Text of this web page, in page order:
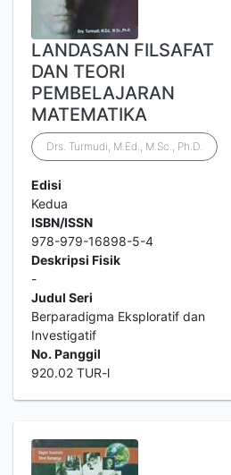
LANDASAN FILSAFAT
DAN TEORI
PEMBELAJARAN
MATEMATIKA
Drs. Turmudi, M.Ed., M.Sc., Ph.D.
Edisi
Kedua
ISBN/ISSN
978-979-16898-5-4
Deskripsi Fisik
-
Judul Seri
Berparadigma Eksploratif dan
Investigatif
No. Panggil
920.02 TUR-l